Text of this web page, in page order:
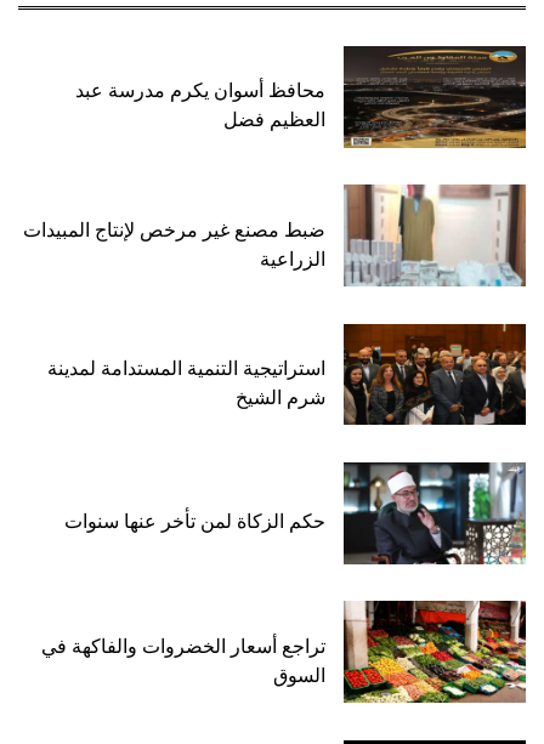
محافظ أسوان يكرم مدرسة عبد
العظيم فضل
ضبط مصنع غير مرخص لإنتاج المبيدات
الزراعية
استراتيجية التنمية المستدامة لمدينة
شرم الشيخ
حكم الزكاة لمن تأخر عنها سنوات
تراجع أسعار الخضروات والفاكهة في
السوق